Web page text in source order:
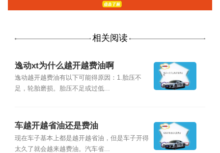
相关阅读
逸动xt为什么越开越费油啊
逸动越开越费油有以下可能得原因：1.胎压不
足，轮胎磨损。胎压不足或过低...
车越开越省油还是费油
现在车子基本上都是越开越省油，但是车子开得
太久了就会越来越费油。汽车省...